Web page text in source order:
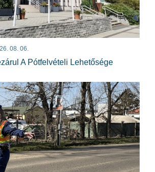
08. 06.
A Pótfelvételi Lehetősége